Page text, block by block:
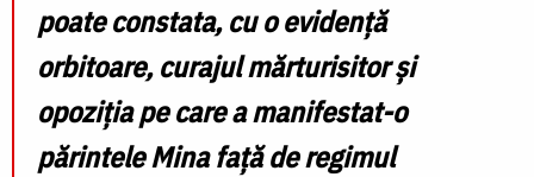
poate constata, cu o evidență
orbitoare, curajul mărturisitor și
opoziția pe care a manifestat-o
părintele Mina față de regimul